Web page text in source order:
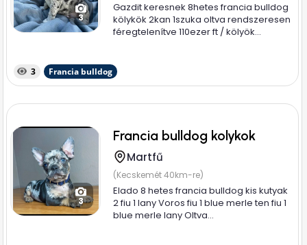
3
Gazdit keresnek 8hetes francia bulldog
kölykök 2kan 1szuka oltva rendszeresen
féregtelenítve 110ezer ft / kölyök...
3 Francia bulldog
3
Francia bulldog kolykok
Martfű
(Kecskemét 40km-re)
Elado 8 hetes francia bulldog kis kutyak
2 fiu 1 lany Voros fiu 1 blue merle ten fiu 1
blue merle lany Oltva...